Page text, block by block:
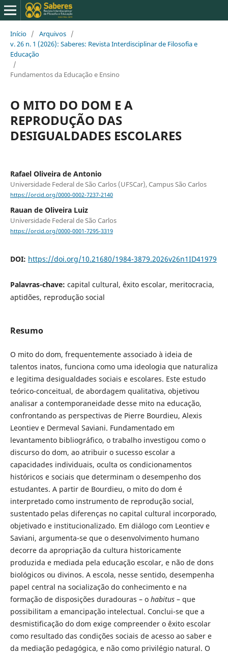
Início / Arquivos /
v. 26 n. 1 (2026): Saberes: Revista Interdisciplinar de Filosofia e
Educação
/
Fundamentos da Educação e Ensino
O MITO DO DOM E A
REPRODUÇÃO DAS
DESIGUALDADES ESCOLARES
Rafael Oliveira de Antonio
Universidade Federal de São Carlos (UFSCar), Campus São Carlos
https://orcid.org/0000-0002-7237-2140
Rauan de Oliveira Luiz
Universidade Federal de São Carlos
https://orcid.org/0000-0001-7295-3319
DOI: https://doi.org/10.21680/1984-3879.2026v26n1ID41979
Palavras-chave: capital cultural, êxito escolar, meritocracia,
aptidões, reprodução social
Resumo
O mito do dom, frequentemente associado à ideia de
talentos inatos, funciona como uma ideologia que naturaliza
e legitima desigualdades sociais e escolares. Este estudo
teórico-conceitual, de abordagem qualitativa, objetivou
analisar a contemporaneidade desse mito na educação,
confrontando as perspectivas de Pierre Bourdieu, Alexis
Leontiev e Dermeval Saviani. Fundamentado em
levantamento bibliográfico, o trabalho investigou como o
discurso do dom, ao atribuir o sucesso escolar a
capacidades individuais, oculta os condicionamentos
históricos e sociais que determinam o desempenho dos
estudantes. A partir de Bourdieu, o mito do dom é
interpretado como instrumento de reprodução social,
sustentado pelas diferenças no capital cultural incorporado,
objetivado e institucionalizado. Em diálogo com Leontiev e
Saviani, argumenta-se que o desenvolvimento humano
decorre da apropriação da cultura historicamente
produzida e mediada pela educação escolar, e não de dons
biológicos ou divinos. A escola, nesse sentido, desempenha
papel central na socialização do conhecimento e na
formação de disposições duradouras – o habitus– que
possibilitam a emancipação intelectual. Conclui-se que a
desmistificação do dom exige compreender o êxito escolar
como resultado das condições sociais de acesso ao saber e
da mediação pedagógica, e não como privilégio natural. O